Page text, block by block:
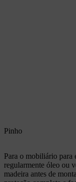
Pinho
Para o mobiliário para
regularmente óleo ou
madeira antes de